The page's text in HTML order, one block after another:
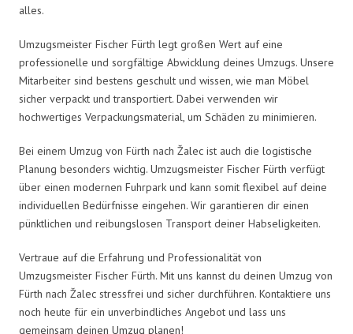
alles.
Umzugsmeister Fischer Fürth legt großen Wert auf eine
professionelle und sorgfältige Abwicklung deines Umzugs. Unsere
Mitarbeiter sind bestens geschult und wissen, wie man Möbel
sicher verpackt und transportiert. Dabei verwenden wir
hochwertiges Verpackungsmaterial, um Schäden zu minimieren.
Bei einem Umzug von Fürth nach Žalec ist auch die logistische
Planung besonders wichtig. Umzugsmeister Fischer Fürth verfügt
über einen modernen Fuhrpark und kann somit flexibel auf deine
individuellen Bedürfnisse eingehen. Wir garantieren dir einen
pünktlichen und reibungslosen Transport deiner Habseligkeiten.
Vertraue auf die Erfahrung und Professionalität von
Umzugsmeister Fischer Fürth. Mit uns kannst du deinen Umzug von
Fürth nach Žalec stressfrei und sicher durchführen. Kontaktiere uns
noch heute für ein unverbindliches Angebot und lass uns
gemeinsam deinen Umzug planen!